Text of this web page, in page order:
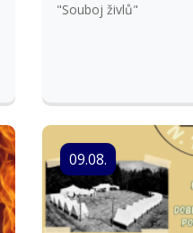
"Souboj živlů"
09.08.